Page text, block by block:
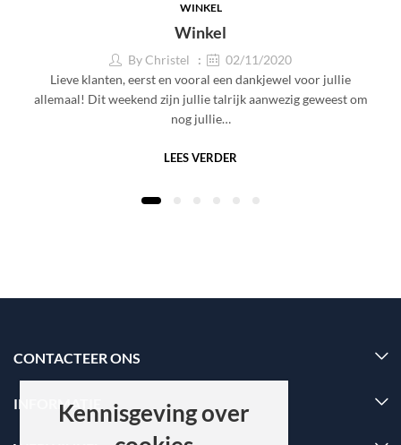
WINKEL
Winkel
ByChristel
02/11/2020
Lieve klanten, eerst en vooral een dankjewel voor jullie
allemaal! Dit weekend zijn jullie talrijk aanwezig geweest om
nog jullie…
LEES VERDER
CONTACTEER ONS
INFORMATIEKennisgeving over